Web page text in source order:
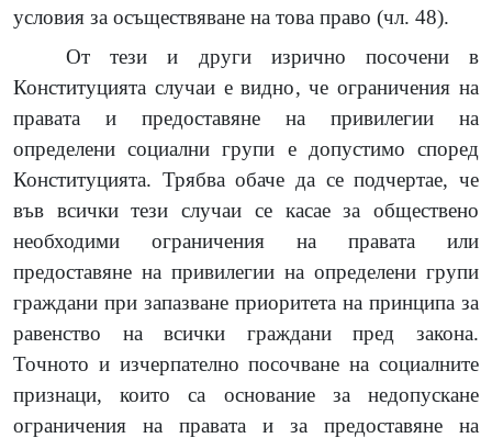
условия за осъществяване на това право (чл. 48).
От тези и други изрично посочени в
Конституцията случаи е видно, че ограничения на
правата и предоставяне на привилегии на
определени социални групи е допустимо според
Конституцията. Трябва обаче да се подчертае, че
във всички тези случаи се касае за обществено
необходими ограничения на правата или
предоставяне на привилегии на определени групи
граждани при запазване приоритета на принципа за
равенство на всички граждани пред закона.
Точното и изчерпателно посочване на социалните
признаци, които са основание за недопускане
ограничения на правата и за предоставяне на